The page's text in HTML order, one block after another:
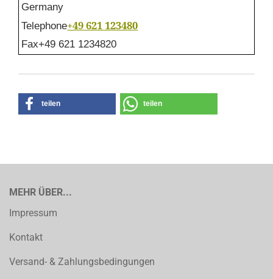
Germany
Telephone+49 621 123480
Fax+49 621 1234820
teilen teilen
MEHR ÜBER...
Impressum
Kontakt
Versand- & Zahlungsbedingungen